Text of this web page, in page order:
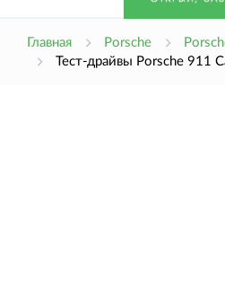
Главная Porsche
Тест-драйвы Porsche 911